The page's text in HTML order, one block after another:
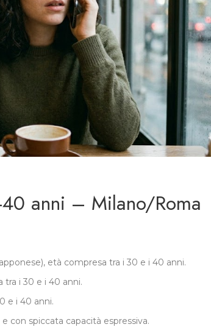
anni – Milano/Roma
età compresa tra i 30 e i 40 anni.
tra i 30 e i 40 anni.
e i 40 anni.
con spiccata capacità espressiva.